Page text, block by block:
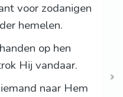
voor zodanigen
hemelen.
op hen
Hij vandaar.
naar Hem